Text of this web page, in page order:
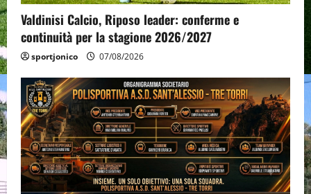
Valdinisi Calcio, Riposo leader: conferme e
continuità per la stagione 2026/2027
sportjonico 07/08/2026